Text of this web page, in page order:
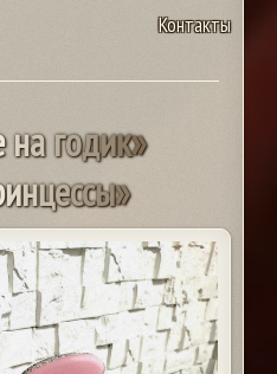
Контакты
нагодик»
инцессы»